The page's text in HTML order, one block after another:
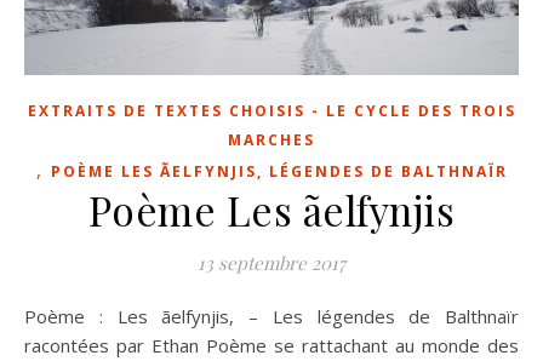
EXTRAITS DE TEXTES CHOISIS - LE CYCLE DES TROIS
MARCHES
, POÈME LES ÃELFYNJIS, LÉGENDES DE BALTHNAÏR
Poème Les ãelfynjis
13 septembre 2017
Poème : Les ãelfynjis, – Les légendes de Balthnaïr
racontées par Ethan Poème se rattachant au monde des